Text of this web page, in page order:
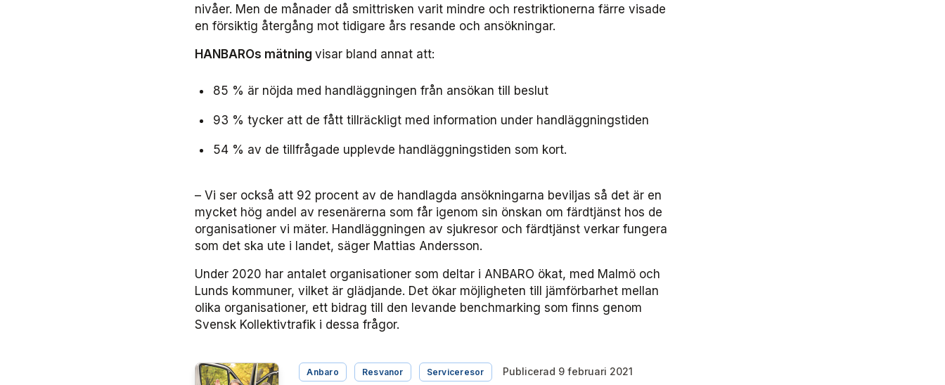
nivåer. Men de månader då smittrisken varit mindre och restriktionerna färre visade
en försiktig återgång mot tidigare års resande och ansökningar.
HANBAROs mätningvisar bland annat att:
85 % är nöjda med handläggningen från ansökan till beslut
93 % tycker att de fått tillräckligt med information under handläggningstiden
54 % av de tillfrågade upplevde handläggningstiden som kort.
– Vi ser också att 92 procent av de handlagda ansökningarna beviljas så det är en
mycket hög andel av resenärerna som får igenom sin önskan om färdtjänst hos de
organisationer vi mäter. Handläggningen av sjukresor och färdtjänst verkar fungera
som det ska ute i landet, säger Mattias Andersson.
Under 2020 har antalet organisationer som deltar i ANBARO ökat, med Malmö och
Lunds kommuner, vilket är glädjande. Det ökar möjligheten till jämförbarhet mellan
olika organisationer, ett bidrag till den levande benchmarking som finns genom
Svensk Kollektivtrafik i dessa frågor.
Anbaro Resvanor Serviceresor Publicerad 9 februari 2021